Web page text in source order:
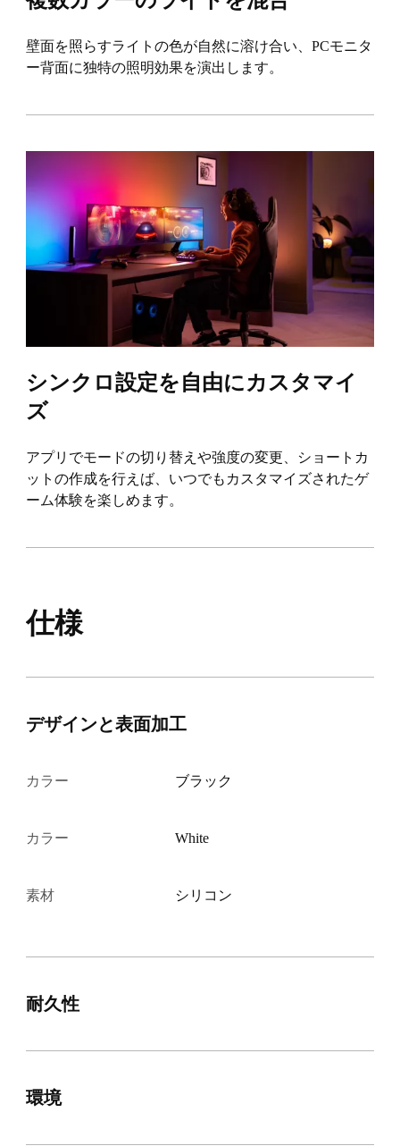
壁面を照らすライトの色が自然に溶け合い、PCモニタ
ー背面に独特の照明効果を演出します。
シンクロ設定を自由にカスタマイ
ズ
アプリでモードの切り替えや強度の変更、ショートカ
ットの作成を行えば、いつでもカスタマイズされたゲ
ーム体験を楽しめます。
仕様
デザインと表面加工
カラー ブラック
カラー White
素材 シリコン
耐久性
環境